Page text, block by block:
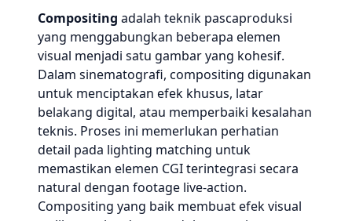
Compositing adalah teknik pascaproduksi
yang menggabungkan beberapa elemen
visual menjadi satu gambar yang kohesif.
Dalam sinematografi, compositing digunakan
untuk menciptakan efek khusus, latar
belakang digital, atau memperbaiki kesalahan
teknis. Proses ini memerlukan perhatian
detail pada lighting matching untuk
memastikan elemen CGI terintegrasi secara
natural dengan footage live-action.
Compositing yang baik membuat efek visual